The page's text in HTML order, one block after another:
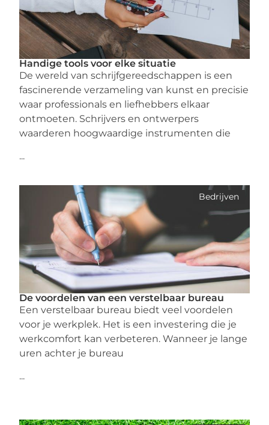
Handige tools voor elke situatie
De wereld van schrijfgereedschappen is een
fascinerende verzameling van kunst en precisie
waar professionals en liefhebbers elkaar
ontmoeten. Schrijvers en ontwerpers
waarderen hoogwaardige instrumenten die
...
Bedrijven
De voordelen van een verstelbaar bureau
Een verstelbaar bureau biedt veel voordelen
voor je werkplek. Het is een investering die je
werkcomfort kan verbeteren. Wanneer je lange
uren achter je bureau
...